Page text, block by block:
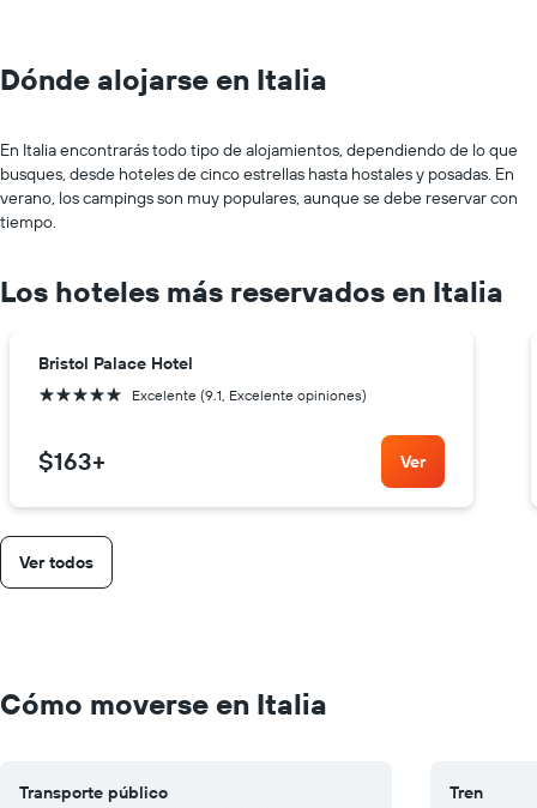
Dónde alojarse en Italia
En Italia encontrarás todo tipo de alojamientos, dependiendo de lo que
busques, desde hoteles de cinco estrellas hasta hostales y posadas. En
verano, los campings son muy populares, aunque se debe reservar con
tiempo.
Los hoteles más reservados en Italia
Bristol Palace Hotel
5 estrellas Excelente (9.1, Excelente opiniones)
$163+ Ver
Ver todos
Cómo moverse en Italia
Transporte público
Tren